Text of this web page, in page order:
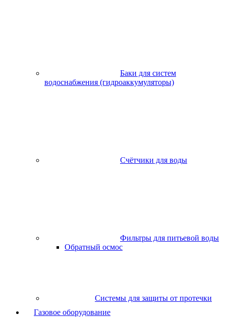
Баки для систем
водоснабжения (гидроаккумуляторы)
Счётчики для воды
Фильтры для питьевой воды
Обратный осмос
Системы для защиты от протечки
Газовое оборудование